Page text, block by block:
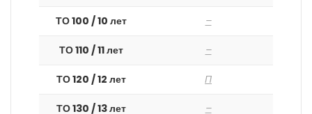
ТО 100 / 10 лет –
ТО 110 / 11 лет –
ТО 120 / 12 лет П
ТО 130 / 13 лет –